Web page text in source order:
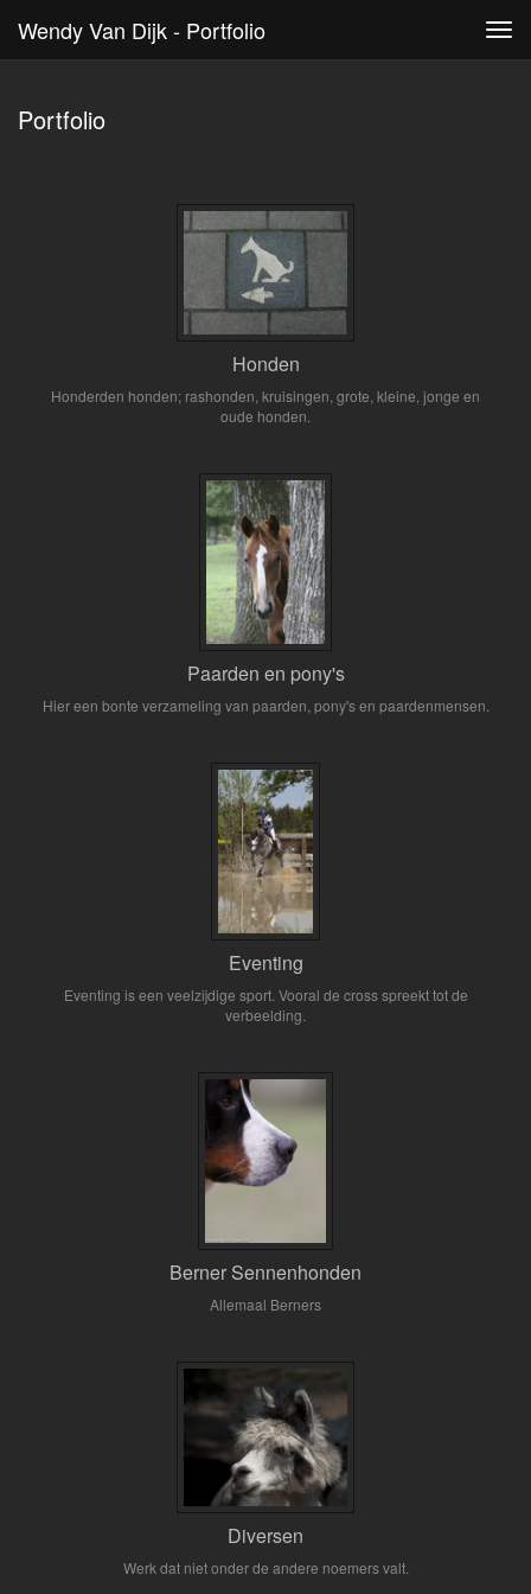
Wendy Van Dijk - Portfolio
Portfolio
Honden
Honderden honden; rashonden, kruisingen, grote, kleine, jonge en
oude honden.
Paarden en pony's
Hier een bonte verzameling van paarden, pony's en paardenmensen.
Eventing
Eventing is een veelzijdige sport. Vooral de cross spreekt tot de
verbeelding.
Berner Sennenhonden
Allemaal Berners
Diversen
Werk dat niet onder de andere noemers valt.